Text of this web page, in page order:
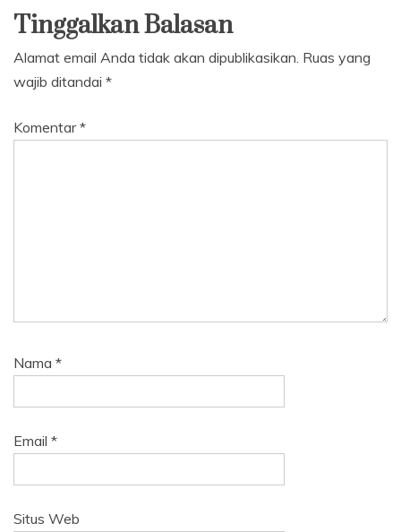
Tinggalkan Balasan
Alamat email Anda tidak akan dipublikasikan. Ruas yang
wajib ditandai *
Komentar*
Nama *
Email *
Situs Web